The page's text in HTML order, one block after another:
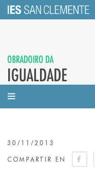
OBRADOIRO DA
IGUALDADE
30/11/2013
COMPARTIR EN